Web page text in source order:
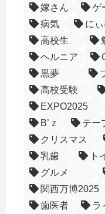
嫁さん
ゲ
病気
にぃ
高校生
ヘルニア
黒夢
高校受験
EXPO2025
B’ｚ
テー
クリスマス
乳歯
ト
グルメ
関西万博2025
歯医者
ラ